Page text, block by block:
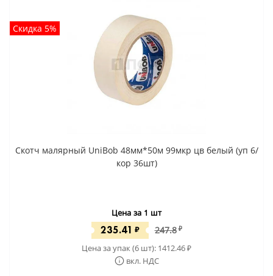
Скидка 5%
Скотч малярный UniBob 48мм*50м 99мкр цв белый (уп 6/
кор 36шт)
Цена за 1 шт
235.41 ₽ 247.8 ₽
Цена за упак (6 шт): 1412.46₽
вкл. НДС